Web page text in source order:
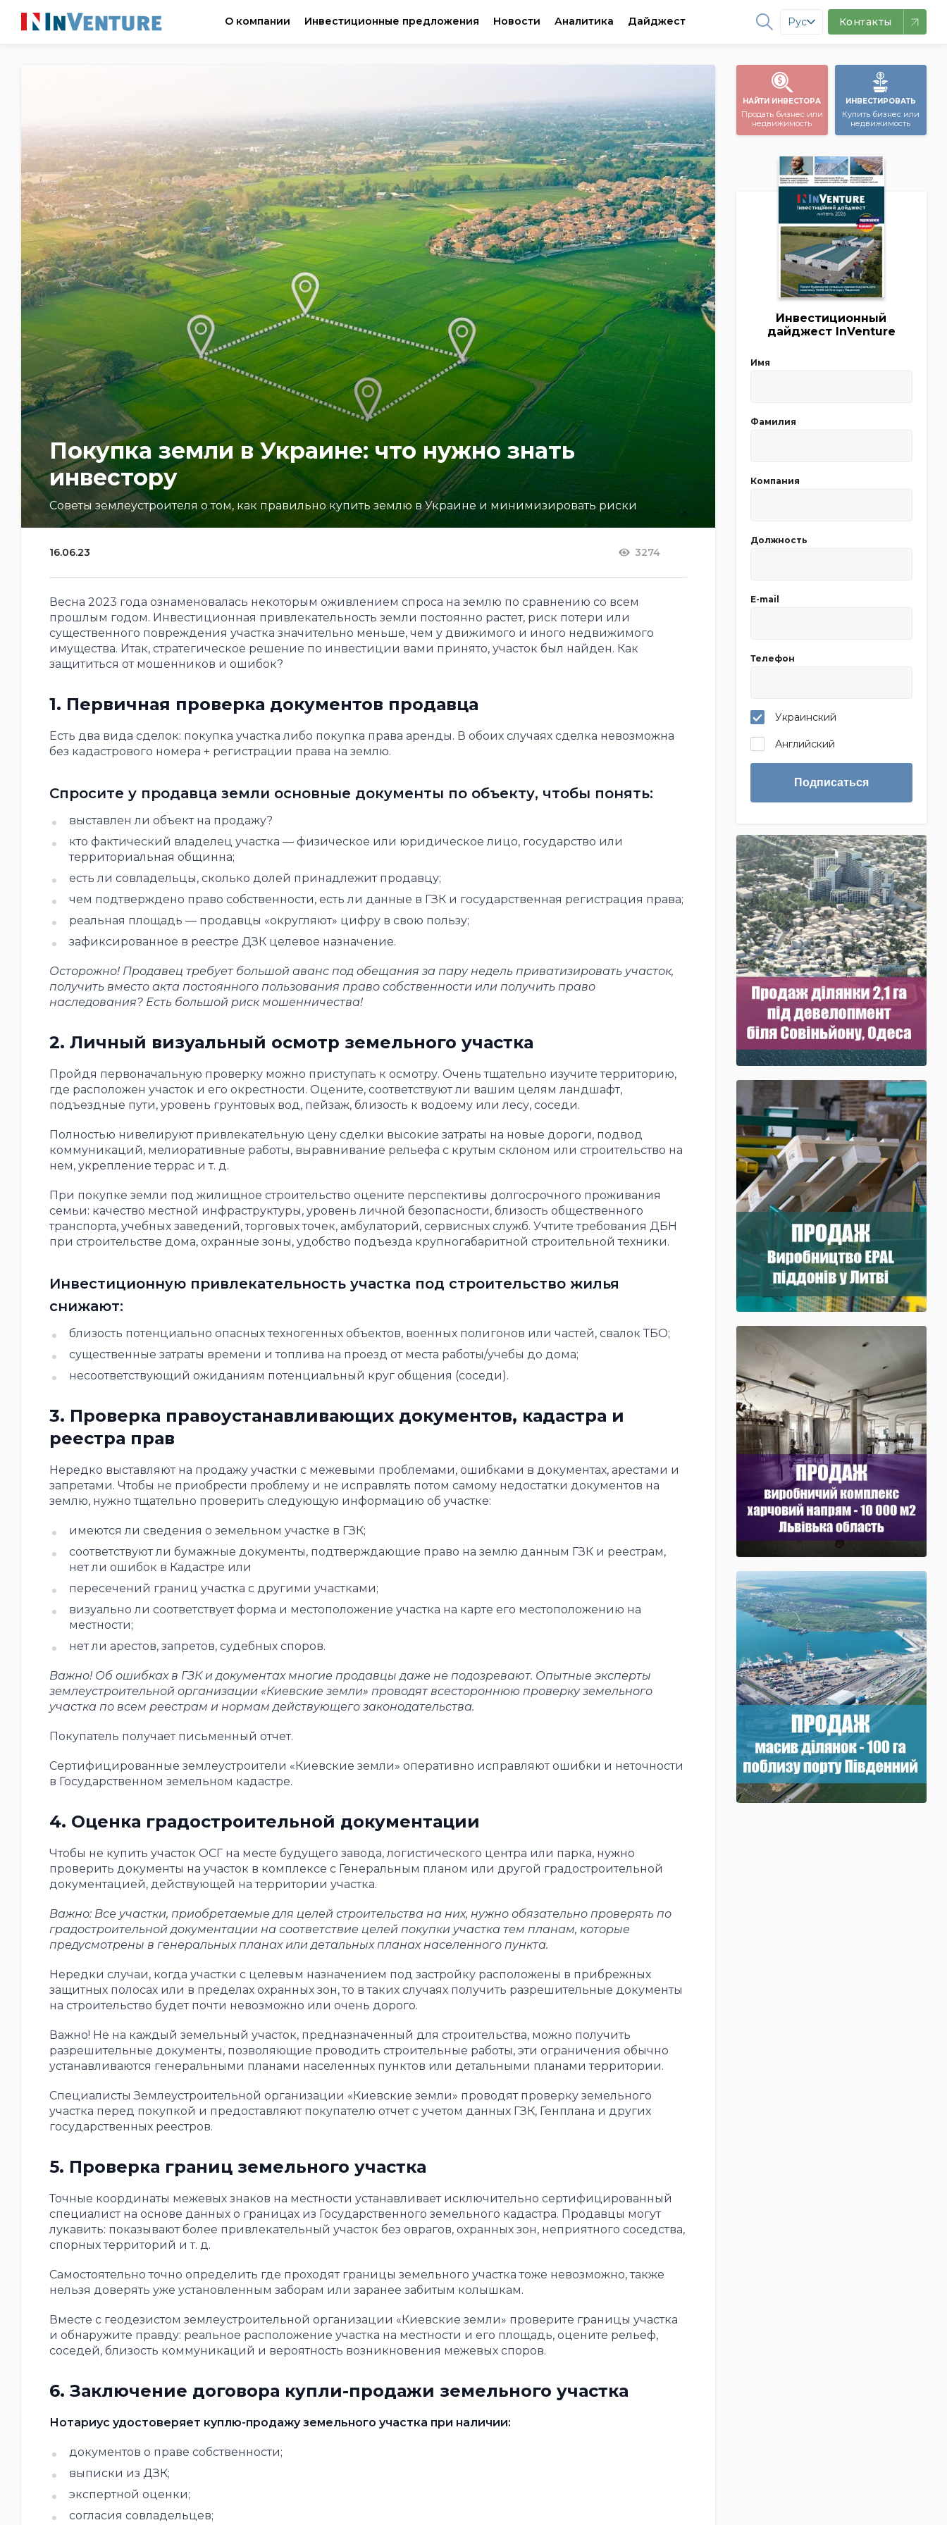
О компании Инвестиционные предложения Новости Аналитика Дайджест Рус Контакты
Покупка земли в Украине: что нужно знать
инвестору
Советы землеустроителя о том, как правильно купить землю в Украине и минимизировать риски
16.06.23 3274
Весна 2023 года ознаменовалась некоторым оживлением спроса на землю по сравнению со всем
прошлым годом. Инвестиционная привлекательность земли постоянно растет, риск потери или
существенного повреждения участка значительно меньше, чем у движимого и иного недвижимого
имущества. Итак, стратегическое решение по инвестиции вами принято, участок был найден. Как
защититься от мошенников и ошибок?
1. Первичная проверка документов продавца
Есть два вида сделок: покупка участка либо покупка права аренды. В обоих случаях сделка невозможна
без кадастрового номера + регистрации права на землю.
Спросите у продавца земли основные документы по объекту, чтобы понять:
выставлен ли объект на продажу?
кто фактический владелец участка — физическое или юридическое лицо, государство или
территориальная общинна;
есть ли совладельцы, сколько долей принадлежит продавцу;
чем подтверждено право собственности, есть ли данные в ГЗК и государственная регистрация права;
реальная площадь — продавцы «округляют» цифру в свою пользу;
зафиксированное в реестре ДЗК целевое назначение.
Осторожно! Продавец требует большой аванс под обещания за пару недель приватизировать участок,
получить вместо акта постоянного пользования право собственности или получить право
наследования? Есть большой риск мошенничества!
2. Личный визуальный осмотр земельного участка
Пройдя первоначальную проверку можно приступать к осмотру. Очень тщательно изучите территорию,
где расположен участок и его окрестности. Оцените, соответствуют ли вашим целям ландшафт,
подъездные пути, уровень грунтовых вод, пейзаж, близость к водоему или лесу, соседи.
Полностью нивелируют привлекательную цену сделки высокие затраты на новые дороги, подвод
коммуникаций, мелиоративные работы, выравнивание рельефа с крутым склоном или строительство на
нем, укрепление террас и т. д.
При покупке земли под жилищное строительство оцените перспективы долгосрочного проживания
семьи: качество местной инфраструктуры, уровень личной безопасности, близость общественного
транспорта, учебных заведений, торговых точек, амбулаторий, сервисных служб. Учтите требования ДБН
при строительстве дома, охранные зоны, удобство подъезда крупногабаритной строительной техники.
Инвестиционную привлекательность участка под строительство жилья
снижают:
близость потенциально опасных техногенных объектов, военных полигонов или частей, свалок ТБО;
существенные затраты времени и топлива на проезд от места работы/учебы до дома;
несоответствующий ожиданиям потенциальный круг общения (соседи).
3. Проверка правоустанавливающих документов, кадастра и
реестра прав
Нередко выставляют на продажу участки с межевыми проблемами, ошибками в документах, арестами и
запретами. Чтобы не приобрести проблему и не исправлять потом самому недостатки документов на
землю, нужно тщательно проверить следующую информацию об участке:
имеются ли сведения о земельном участке в ГЗК;
соответствуют ли бумажные документы, подтверждающие право на землю данным ГЗК и реестрам,
нет ли ошибок в Кадастре или
пересечений границ участка с другими участками;
визуально ли соответствует форма и местоположение участка на карте его местоположению на
местности;
нет ли арестов, запретов, судебных споров.
Важно! Об ошибках в ГЗК и документах многие продавцы даже не подозревают. Опытные эксперты
землеустроительной организации «Киевские земли» проводят всестороннюю проверку земельного
участка по всем реестрам и нормам действующего законодательства.
Покупатель получает письменный отчет.
Сертифицированные землеустроители «Киевские земли» оперативно исправляют ошибки и неточности
в Государственном земельном кадастре.
4. Оценка градостроительной документации
Чтобы не купить участок ОСГ на месте будущего завода, логистического центра или парка, нужно
проверить документы на участок в комплексе с Генеральным планом или другой градостроительной
документацией, действующей на территории участка.
Важно: Все участки, приобретаемые для целей строительства на них, нужно обязательно проверять по
градостроительной документации на соответствие целей покупки участка тем планам, которые
предусмотрены в генеральных планах или детальных планах населенного пункта.
Нередки случаи, когда участки с целевым назначением под застройку расположены в прибрежных
защитных полосах или в пределах охранных зон, то в таких случаях получить разрешительные документы
на строительство будет почти невозможно или очень дорого.
Важно! Не на каждый земельный участок, предназначенный для строительства, можно получить
разрешительные документы, позволяющие проводить строительные работы, эти ограничения обычно
устанавливаются генеральными планами населенных пунктов или детальными планами территории.
Специалисты Землеустроительной организации «Киевские земли» проводят проверку земельного
участка перед покупкой и предоставляют покупателю отчет с учетом данных ГЗК, Генплана и других
государственных реестров.
5. Проверка границ земельного участка
Точные координаты межевых знаков на местности устанавливает исключительно сертифицированный
специалист на основе данных о границах из Государственного земельного кадастра. Продавцы могут
лукавить: показывают более привлекательный участок без оврагов, охранных зон, неприятного соседства,
спорных территорий и т. д.
Самостоятельно точно определить где проходят границы земельного участка тоже невозможно, также
нельзя доверять уже установленным заборам или заранее забитым колышкам.
Вместе с геодезистом землеустроительной организации «Киевские земли» проверите границы участка
и обнаружите правду: реальное расположение участка на местности и его площадь, оцените рельеф,
соседей, близость коммуникаций и вероятность возникновения межевых споров.
6. Заключение договора купли-продажи земельного участка
Нотариус удостоверяет куплю-продажу земельного участка при наличии:
документов о праве собственности;
выписки из ДЗК;
экспертной оценки;
согласия совладельцев;
НАЙТИ ИНВЕСТОРА
Продать бизнес или
недвижимость
ИНВЕСТИРОВАТЬ
Купить бизнес или
недвижимость
Инвестиционный
дайджест InVenture
Имя
Фамилия
Компания
Должность
E-mail
Телефон
Украинский
Английский
Подписаться